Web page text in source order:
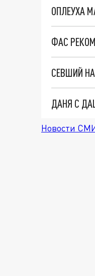
ОПЛЕУХА
ФАС
СЕВШИЙ
ДАНЯ С
Новости